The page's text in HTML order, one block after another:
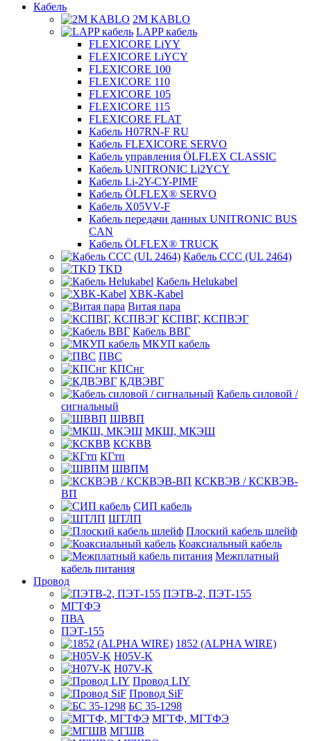
Кабель
2M KABLO
LAPP кабель
FLEXICORE LiYY
FLEXICORE LiYCY
FLEXICORE 100
FLEXICORE 110
FLEXICORE 105
FLEXICORE 115
FLEXICORE FLAT
Кабель H07RN-F RU
Кабель FLEXICORE SERVO
Кабель управления ÖLFLEX CLASSIC
Кабель UNITRONIC Li2YCY
Кабель Li-2Y-CY-PIMF
Кабель ÖLFLEX® SERVO
Кабель X05VV-F
Кабель передачи данных UNITRONIC BUS
CAN
Кабель ÖLFLEX® TRUCK
Кабель CCC (UL 2464)
TKD
Кабель Helukabel
XBK-Kabel
Витая пара
КСПВГ, КСПВЭГ
Кабель ВВГ
МКУП кабель
ПВС
КПСнг
КДВЭВГ
Кабель силовой /
сигнальный
ШВВП
МКШ, МКЭШ
КСКВВ
КГтп
ШВПМ
КСКВЭВ / КСКВЭВ-
ВП
СИП кабель
ШТЛП
Плоский кабель шлейф
Коаксиальный кабель
Межплатный
кабель питания
Провод
ПЭТВ-2, ПЭТ-155
МГТФЭ
ПВА
ПЭТ-155
1852 (ALPHA WIRE)
H05V-K
H07V-K
Провод LIY
Провод SiF
БС 35-1298
МГТФ, МГТФЭ
МГШВ